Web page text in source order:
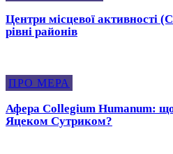
Центри місцевої активності
рівні районів
ПРО МЕРА
Афера Collegium Humanum:
Яцеком Сутриком?